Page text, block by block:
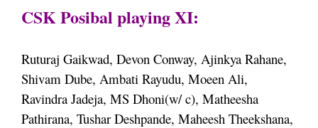
CSK Posibal playing XI:
Ruturaj Gaikwad, Devon Conway, Ajinkya Rahane,
Shivam Dube, Ambati Rayudu, Moeen Ali,
Ravindra Jadeja, MS Dhoni(w/ c), Matheesha
Pathirana, Tushar Deshpande, Maheesh Theekshana,